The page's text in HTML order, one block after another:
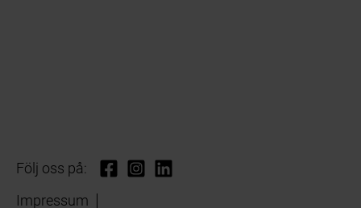
Följ oss på:
Impressum